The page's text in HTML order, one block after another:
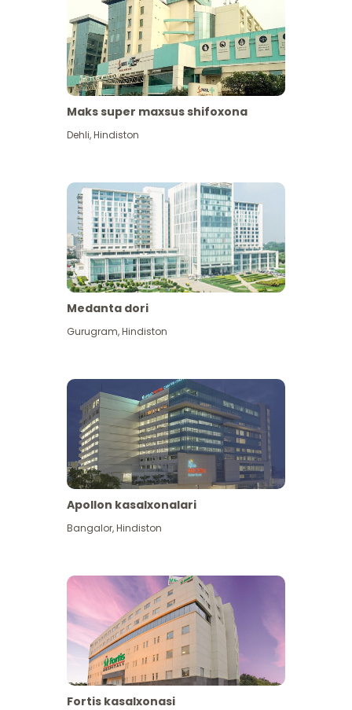
Maks super maxsus shifoxona
Dehli,Hindiston
Medanta dori
Gurugram,Hindiston
Apollon kasalxonalari
Bangalor,Hindiston
Fortis kasalxonasi